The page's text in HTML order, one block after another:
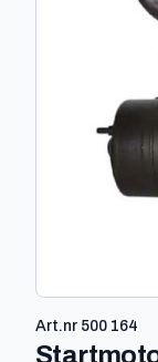
Art.nr 500 164